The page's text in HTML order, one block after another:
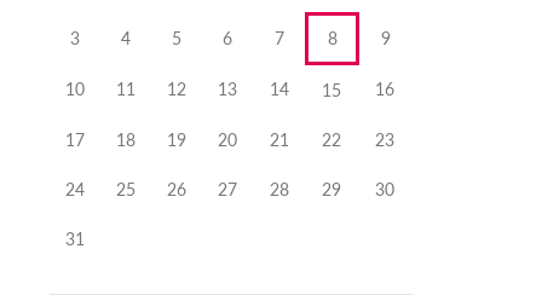
3 4 5 6 7 8 9
10 11 12 13 14 15 16
17 18 19 20 21 22 23
24 25 26 27 28 29 30
31